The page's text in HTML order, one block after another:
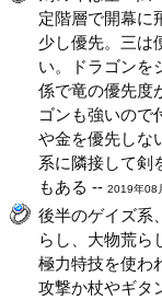
定階層で開幕に
少し優先。三は
い。ドラゴンを
係で竜の優先度
ゴンも強いので
や金を優先しな
系に隣接して剣
もある --2019年08
後半のゲイズ系
らし、大物荒ら
極力特技を使わ
攻撃か杖やギタ